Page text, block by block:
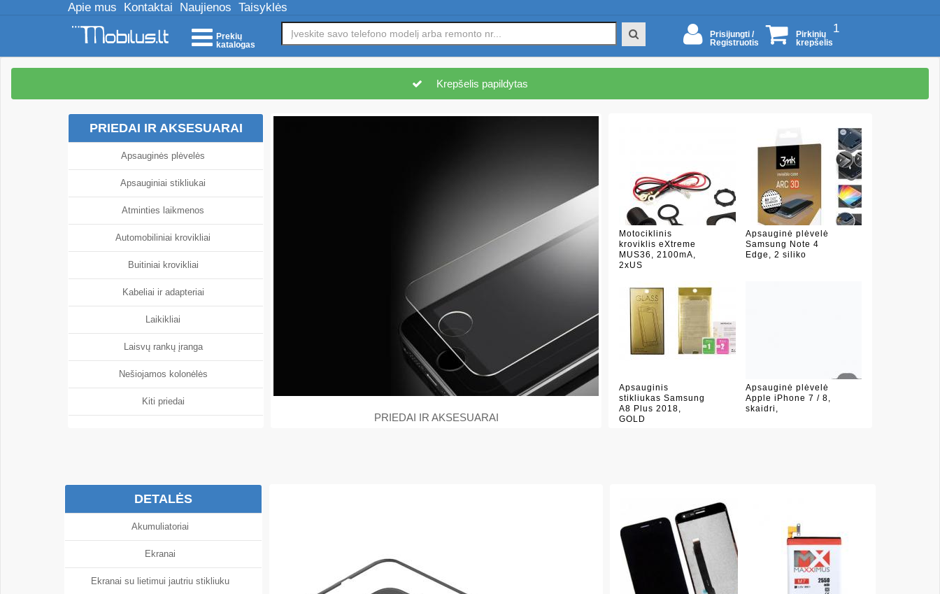
Apie mus Kontaktai Naujienos Taisyklės
Prekių
katalogas
Prisijungti /
Registruotis
1
Pirkinių
krepšelis
Krepšelis papildytas
PRIEDAI IR AKSESUARAI
Apsauginės plėvelės
Apsauginiai stikliukai
Atminties laikmenos
Automobiliniai krovikliai
Buitiniai krovikliai
Kabeliai ir adapteriai
Laikikliai
Laisvų rankų įranga
Nešiojamos kolonėlės
Kiti priedai
PRIEDAI IR AKSESUARAI
Motociklinis
kroviklis eXtreme
MUS36, 2100mA,
2xUS
Apsauginė plėvelė
Samsung Note 4
Edge, 2 siliko
Apsauginis
stikliukas Samsung
A8 Plus 2018,
GOLD
Apsauginė plėvelė
Apple iPhone 7 / 8,
skaidri,
DETALĖS
Akumuliatoriai
Ekranai
Ekranai su lietimui jautriu stikliuku